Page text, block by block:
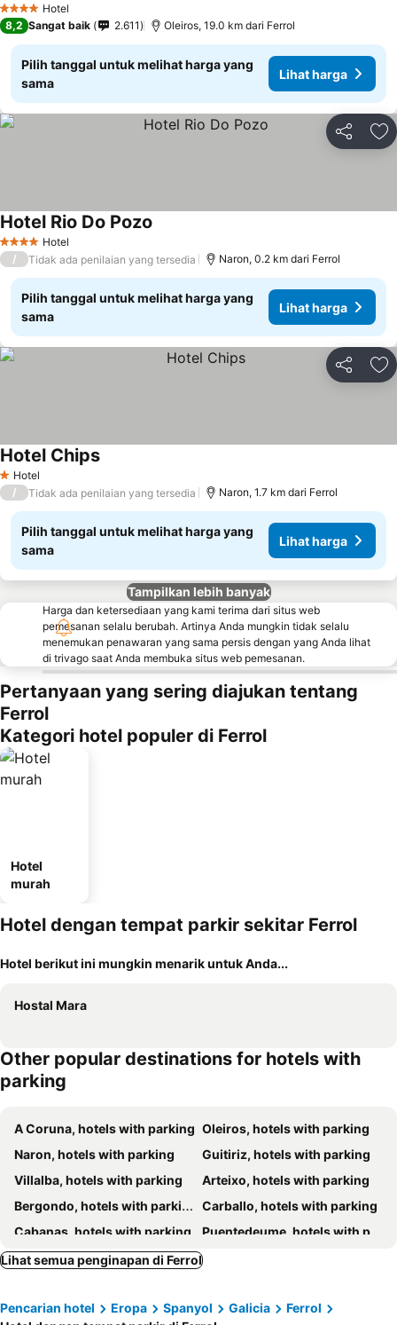
4 BintangHotel
8,2 Sangat baik 2.611 Oleiros, 19.0 km dari Ferrol
Pilih tanggal untuk melihat harga yang
sama
Lihat harga
Bagikan
4 BintangHotel
Hotel Rio Do Pozo
/ Tidak ada penilaian yang tersedia Naron, 0.2 km dari Ferrol
Pilih tanggal untuk melihat harga yang
sama
Lihat harga
Bagikan
1 Bintang
Hotel
Hotel Chips
/ Tidak ada penilaian yang tersedia Naron, 1.7 km dari Ferrol
Pilih tanggal untuk melihat harga yang
sama
Lihat harga
Tampilkan lebih banyak
Harga dan ketersediaan yang kami terima dari situs web
pemesanan selalu berubah. Artinya Anda mungkin tidak selalu
menemukan penawaran yang sama persis dengan yang Anda lihat
di trivago saat Anda membuka situs web pemesanan.
Pertanyaan yang sering diajukan tentang
Ferrol
Kategori hotel populer di Ferrol
Hotel
murah
Hotel dengan tempat parkir sekitar Ferrol
Hotel berikut ini mungkin menarik untuk Anda...
Hostal Mara
Other popular destinations for hotels with
parking
A Coruna, hotels with parking Oleiros, hotels with parking
Naron, hotels with parking
Guitiriz, hotels with parking
Villalba, hotels with parking
Arteixo, hotels with parking
Bergondo, hotels with parking
Carballo, hotels with parking
Cabanas, hotels with parking
Puentedeume, hotels with parking
Ortigueira, hotels with parking
Mino, hotels with parking
Cariño, hotels with parking
Betanzos, hotels with parking
Lihat semua penginapan di Ferrol
Pencarian hotel Eropa Spanyol Galicia
Ferrol